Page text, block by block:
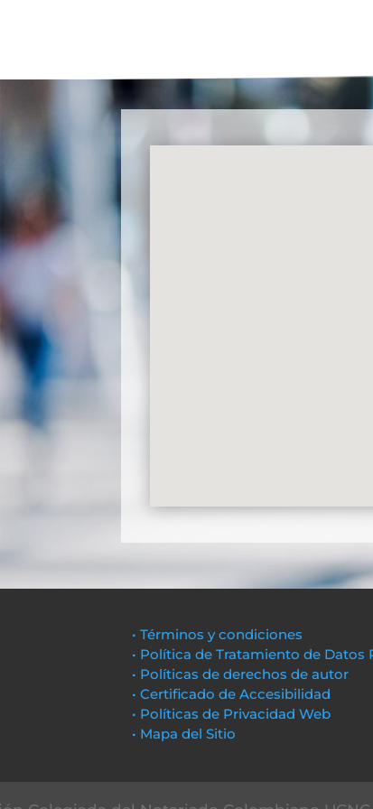
• Términos y condiciones
• Política de Tratamiento de Datos
• Políticas de derechos de autor
• Certificado de Accesibilidad
• Políticas de Privacidad Web
• Mapa del Sitio